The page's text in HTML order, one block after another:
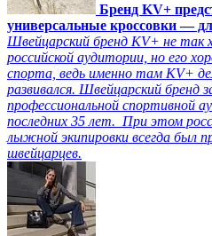
Бренд KV+
универсальные кроссовки —
Швейцарский бренд KV+ не так
российской аудитории, но его
спорта, ведь именно там KV+
развивался. Швейцарский бренд
профессиональной спортивной
последних 35 лет. При этом
лыжной экипировки всегда был
швейцарцев.